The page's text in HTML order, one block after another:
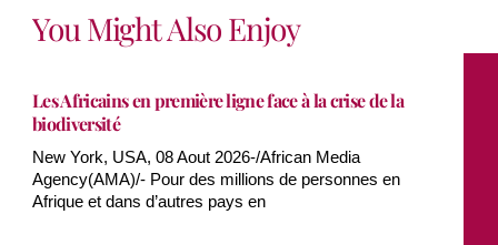
You Might Also Enjoy
Les Africains en première ligne face à la crise de la
biodiversité
New York, USA, 08 Aout 2026-/African Media
Agency(AMA)/- Pour des millions de personnes en
Afrique et dans d’autres pays en